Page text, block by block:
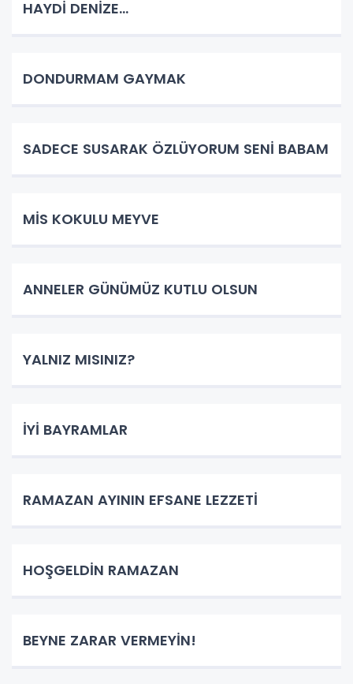
HAYDİ DENİZE...
DONDURMAM GAYMAK
SADECE SUSARAK ÖZLÜYORUM SENİ BABAM
MİS KOKULU MEYVE
ANNELER GÜNÜMÜZ KUTLU OLSUN
YALNIZ MISINIZ?
İYİ BAYRAMLAR
RAMAZAN AYININ EFSANE LEZZETİ
HOŞGELDİN RAMAZAN
BEYNE ZARAR VERMEYİN!